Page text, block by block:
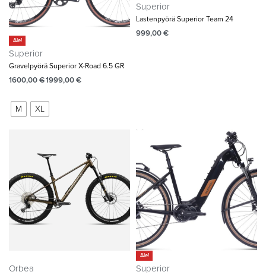
Ale!
Superior
Gravelpyörä Superior X-Road 6.5 GR
1600,00€1999,00€
M XL
Superior
Lastenpyörä Superior Team 24
999,00€
Orbea
Ale!
Superior